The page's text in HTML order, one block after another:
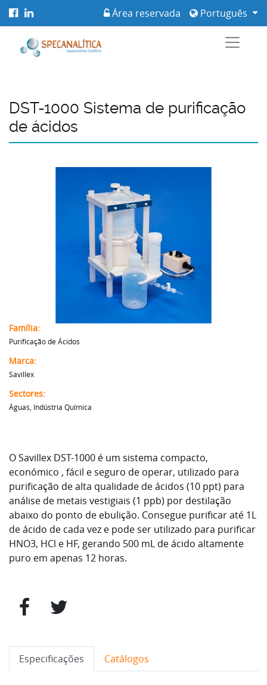
Português
Área reservada
DST-1000 Sistema de purificação
de ácidos
Família:
Purificação de Ácidos
Marca:
Savillex
Sectores:
Águas, Indústria Química
O Savillex DST-1000 é um sistema compacto,
económico , fácil e seguro de operar, utilizado para
purificação de alta qualidade de ácidos (10 ppt) para
análise de metais vestigiais (1 ppb) por destilação
abaixo do ponto de ebulição. Consegue purificar até 1L
de ácido de cada vez e pode ser utilizado para purificar
HNO3, HCl e HF, gerando 500 mL de ácido altamente
puro em apenas 12 horas.
Especificações Catálogos